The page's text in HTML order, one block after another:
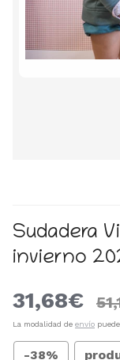
Sudadera
invierno
31,68€
La modalidad de envío
-38%